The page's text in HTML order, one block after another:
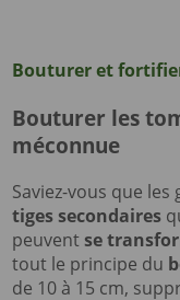
Bouturer et
Bouturer les
méconnue
Saviez-vous que
tiges secondaires
peuventse
tout le principe du
de 10 à 15 cm,